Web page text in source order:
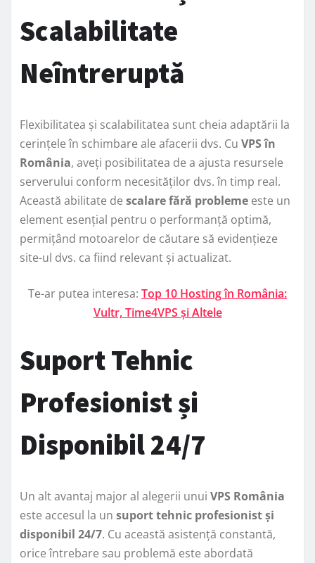
Scalabilitate
Neîntreruptă
Flexibilitatea și scalabilitatea sunt cheia adaptării la
cerințele în schimbare ale afacerii dvs. Cu VPS în
România, aveți posibilitatea de a ajusta resursele
serverului conform necesităților dvs. în timp real.
Această abilitate de scalare fără probleme este un
element esențial pentru o performanță optimă,
permițând motoarelor de căutare să evidențieze
site-ul dvs. ca fiind relevant și actualizat.
Te-ar putea interesa: Top 10 Hosting în România:
Vultr, Time4VPS și Altele
Suport Tehnic
Profesionist și
Disponibil 24/7
Un alt avantaj major al alegerii unui VPS România
este accesul la un suport tehnic profesionist și
disponibil 24/7. Cu această asistență constantă,
orice întrebare sau problemă este abordată